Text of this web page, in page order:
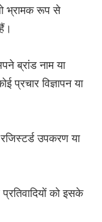
भ्रामक रूप से
ब्रांड नाम या
विज्ञापन या
उपकरण या
को इसके